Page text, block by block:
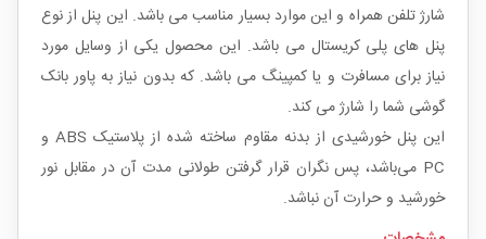
شارژ تلفن همراه و این موارد بسیار مناسب می باشد. این پنل از نوع
پنل های پلی کریستال می باشد. این محصول یکی از وسایل مورد
نیاز برای مسافرت و یا کمپینگ می باشد. که بدون نیاز به پاور بانک
گوشی شما را شارژ می کند.
این پنل خورشیدی از بدنه مقاوم ساخته شده از پلاستیک ABS و
PC می‌باشد، پس نگران قرار گرفتن طولانی مدت آن در مقابل نور
خورشید و حرارت آن نباشد.